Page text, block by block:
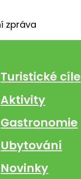
Turistické cíle
Aktivity
Gastronomie
Ubytování
Novinky